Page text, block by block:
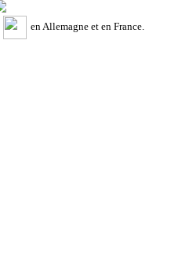
en Allemagne et en France.